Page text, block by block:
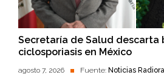
Secretaría de Salud descarta
ciclosporiasis en México
agosto 7, 2026 Fuente: Noticias